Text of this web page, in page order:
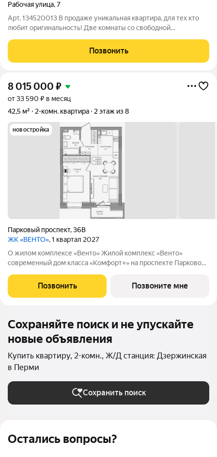
Остались вопросы?
Рабочая улица,7
Арт. 134520013 В продаже уникальная квартира, для тех кто
любит оригинальность! Две комнаты со свободной
Ванна в кафеле с технической комнатой! Частично теплый
пол! В коридоре большая
Позвонить
8 015 000 ₽
от 33 590 ₽ в месяц
42,5 м²
2-комн. квартира 2 этаж из 8
новостройка
Парковый проспект,36В
ЖК «ВЕНТО», 1 квартал 2027
О жилом комплексе «Венто» Жилой комплекс «Венто»
современный дом класса «Комфорт+» на проспекте Парковом,
Восьмиэтажный дом на 140 квартир сочетает клубный формат,
авторскую архитектуру,
Позвонить Позвоните мне
Сохраняйте поиск и не упускайте
новые объявления
Купить квартиру, 2-комн., Ж/Д станция: Дзержинская
в Перми
Сохранить поиск